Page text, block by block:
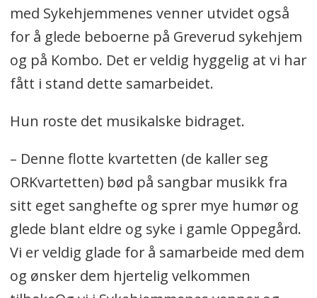
med Sykehjemmenes venner utvidet også
for å glede beboerne på Greverud sykehjem
og på Kombo. Det er veldig hyggelig at vi har
fått i stand dette samarbeidet.
Hun roste det musikalske bidraget.
– Denne flotte kvartetten (de kaller seg
ORKvartetten) bød på sangbar musikk fra
sitt eget sanghefte og sprer mye humør og
glede blant eldre og syke i gamle Oppegård.
Vi er veldig glade for å samarbeide med dem
og ønsker dem hjertelig velkommen